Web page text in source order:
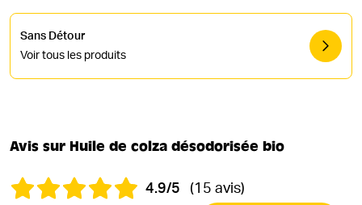
Sans Détour
Voir tous les produits
Avis sur Huile de colza désodorisée bio
4.9/5 (15 avis)